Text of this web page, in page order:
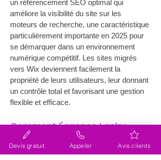
un référencement SEO optimal qui
améliore la visibilité du site sur les
moteurs de recherche, une caractéristique
particulièrement importante en 2025 pour
se démarquer dans un environnement
numérique compétitif. Les sites migrés
vers Wix deviennent facilement la
propriété de leurs utilisateurs, leur donnant
un contrôle total et favorisant une gestion
flexible et efficace.
Comment l'agence Lacky
peut-elle aider à la migration
de site internet (site web)
Devis gratuit Appeler Avis clients